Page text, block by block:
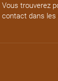
Vous trouverez
contact dans les